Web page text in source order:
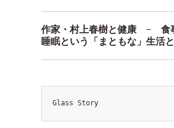
作家・村上春樹と健康 − 食
睡眠という「まともな」生活
Glass Story